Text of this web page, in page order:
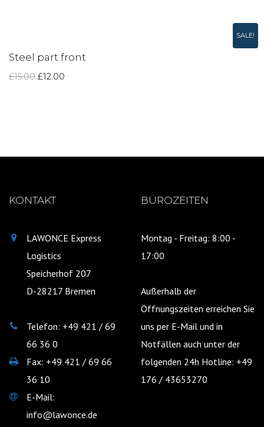
SALE!
Steel part front
£15.00 £12.00
KONTAKT
LAWONCE Express
Logistics
Speicherhof 207
D-28217 Bremen
Telefon: +49 421 / 69
66 36 0
Fax: +49 421 / 69 66
36 10
E-Mail:
info@lawonce.de
BÜROZEITEN
Montag - Freitag: 8:00 -
17:00
Außerhalb der
Öffnungszeiten erreichen Sie
uns per E-Mail und in
Notfällen auch unter der
folgenden 24h Hotline: +49
176 / 43653270